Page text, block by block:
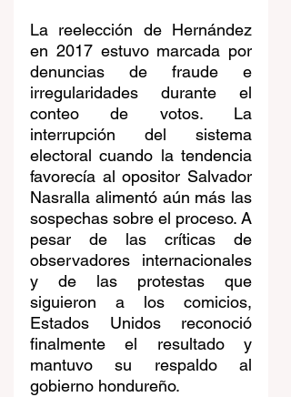
La reelección de Hernández
en 2017 estuvo marcada por
denuncias de fraude e
irregularidades durante el
conteo de votos. La
interrupción del sistema
electoral cuando la tendencia
favorecía al opositor Salvador
Nasralla alimentó aún más las
sospechas sobre el proceso. A
pesar de las críticas de
observadores internacionales
y de las protestas que
siguieron a los comicios,
Estados Unidos reconoció
finalmente el resultado y
mantuvo su respaldo al
gobierno hondureño.